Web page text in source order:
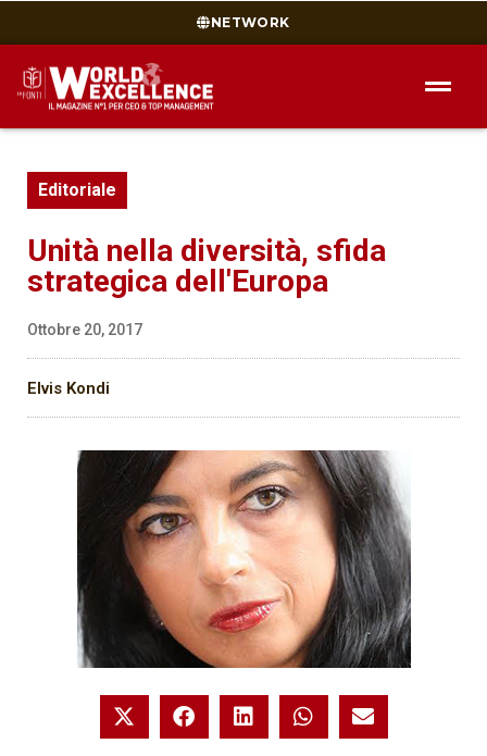
NETWORK
Editoriale
Unità nella diversità, sfida
strategica dell'Europa
Ottobre 20, 2017
Elvis Kondi